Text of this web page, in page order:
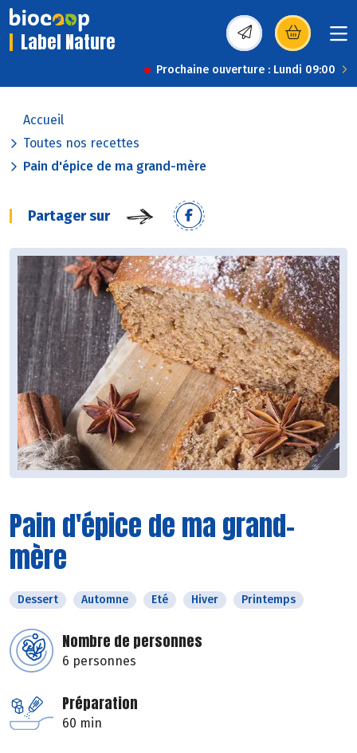
Label Nature (s’ouvre dans une
Prochaine ouverture : Lundi 09:00
Accueil
Toutes nos recettes
Pain d'épice de ma grand-mère
Partager sur
Pain d'épice de ma grand-
mère
Dessert Automne Eté Hiver Printemps
Nombre de personnes
6 personnes
Préparation
60 min